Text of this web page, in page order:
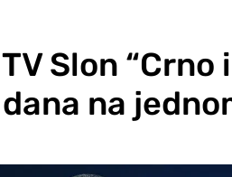
Slon “Crno
na